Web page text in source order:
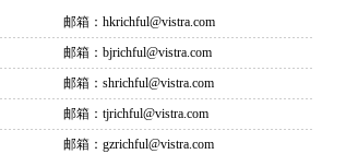
邮箱：hkrichful@vistra.com
邮箱：bjrichful@vistra.com
邮箱：shrichful@vistra.com
邮箱：tjrichful@vistra.com
邮箱：gzrichful@vistra.com